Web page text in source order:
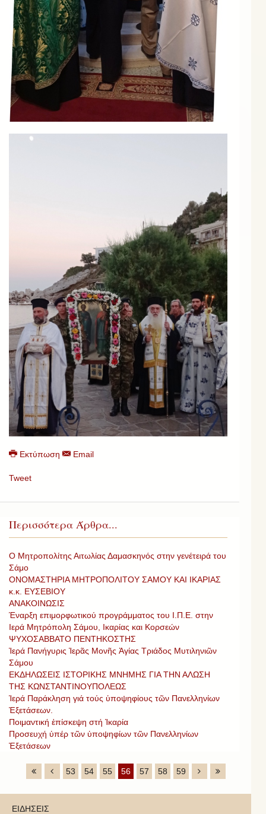
Εκτύπωση Email
Tweet
Περισσότερα Άρθρα...
Ο Μητροπολίτης Αιτωλίας Δαμασκηνός στην γενέτειρά του
Σάμο
ΟΝΟΜΑΣΤΗΡΙΑ ΜΗΤΡΟΠΟΛΙΤΟΥ ΣΑΜΟΥ ΚΑΙ ΙΚΑΡΙΑΣ
κ.κ. ΕΥΣΕΒΙΟΥ
ΑΝΑΚΟΙΝΩΣΙΣ
Έναρξη επιμορφωτικού προγράμματος του Ι.Π.Ε. στην
Ιερά Μητρόπολη Σάμου, Ικαρίας και Κορσεών
ΨΥΧΟΣΑΒΒΑΤΟ ΠΕΝΤΗΚΟΣΤΗΣ
Ἱερά Πανήγυρις Ἱερᾶς Μονῆς Ἁγίας Τριάδος Μυτιληνιῶν
Σάμου
ΕΚΔΗΛΩΣΕΙΣ ΙΣΤΟΡΙΚΗΣ ΜΝΗΜΗΣ ΓΙΑ ΤΗΝ ΑΛΩΣΗ
ΤΗΣ ΚΩΝΣΤΑΝΤΙΝΟΥΠΟΛΕΩΣ
Ἱερά Παράκληση γιά τούς ὑποψηφίους τῶν Πανελληνίων
Ἐξετάσεων.
Ποιμαντική ἐπίσκεψη στή Ἰκαρία
Προσευχή ὑπέρ τῶν ὑποψηφίων τῶν Πανελληνίων
Ἐξετάσεων
53 54 55 56 57 58 59
ΕΙΔΗΣΕΙΣ